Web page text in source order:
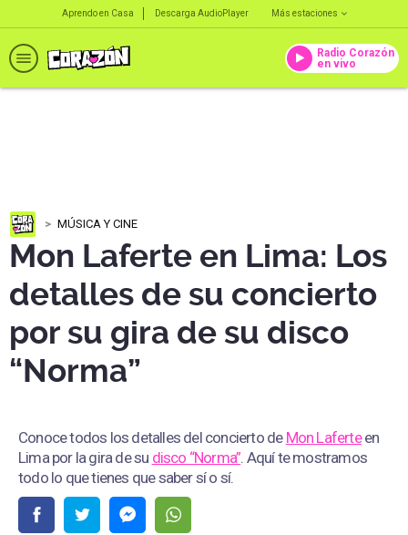
Aprendo en Casa Descarga AudioPlayer Más estaciones
Radio Corazón
en vivo
MÚSICA Y CINE
Mon Laferte en Lima: Los
detalles de su concierto
por su gira de su disco
“Norma”
Conoce todos los detalles del concierto de Mon Laferteen
Lima por la gira de su disco “Norma”. Aquí te mostramos
todo lo que tienes que saber sí o sí.